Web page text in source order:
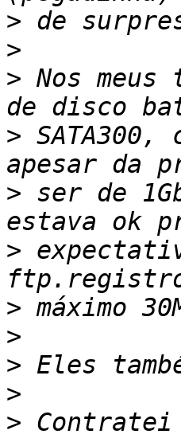
>
>
> Nos
>
> ser de
>
>
>
>
>
>